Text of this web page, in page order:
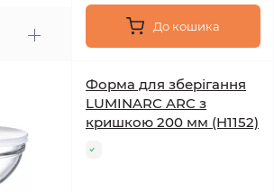
До кошика
Форма для зберігання
LUMINARC ARC з
кришкою 200 мм (H1152)